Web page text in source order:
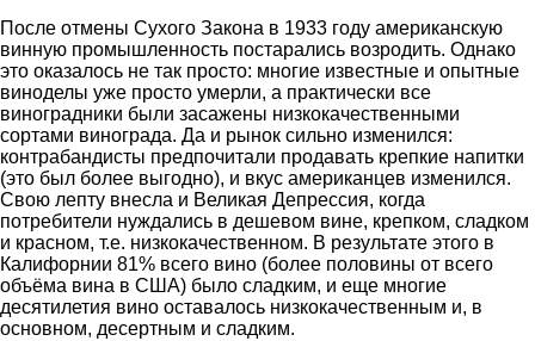
После отмены Сухого Закона в 1933 году американскую
винную промышленность постарались возродить. Однако
это оказалось не так просто: многие известные и опытные
виноделы уже просто умерли, а практически все
виноградники были засажены низкокачественными
сортами винограда. Да и рынок сильно изменился:
контрабандисты предпочитали продавать крепкие напитки
(это был более выгодно), и вкус американцев изменился.
Свою лепту внесла и Великая Депрессия, когда
потребители нуждались в дешевом вине, крепком, сладком
и красном, т.е. низкокачественном. В результате этого в
Калифорнии 81% всего вино (более половины от всего
объёма вина в США) было сладким, и еще многие
десятилетия вино оставалось низкокачественным и, в
основном, десертным и сладким.